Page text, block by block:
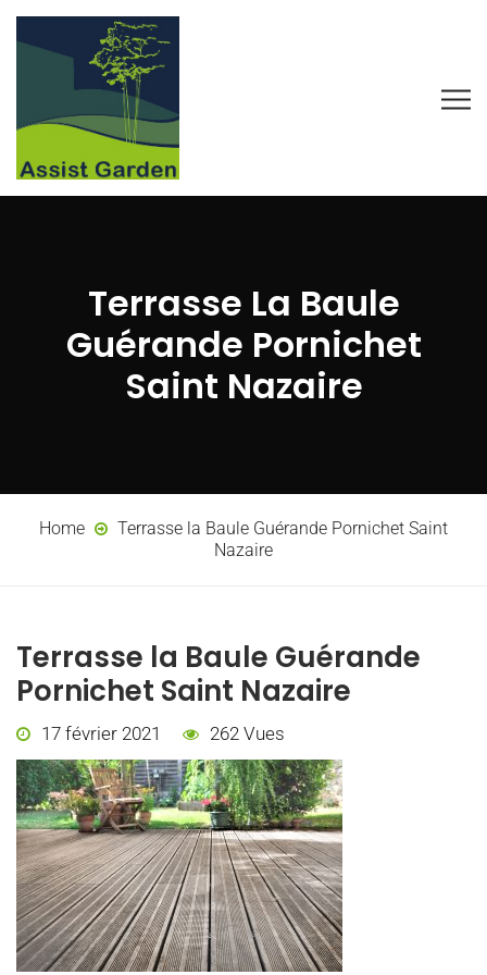
Terrasse La Baule
Guérande Pornichet
Saint Nazaire
Home
Terrasse la Baule Guérande Pornichet Saint
Nazaire
Terrasse la Baule Guérande
Pornichet Saint Nazaire
17 février 2021 262 Vues